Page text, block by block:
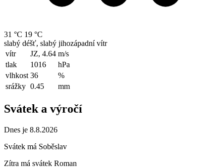
31 °C 19 °C
slabý déšť, slabý jihozápadní vítr
vítr
JZ, 4.64 m/s
tlak
1016
hPa
vlhkost 36
%
srážky 0.45 mm
Svátek a výročí
Dnes je 8.8.2026
Svátek má Soběslav
Zítra má svátek Roman